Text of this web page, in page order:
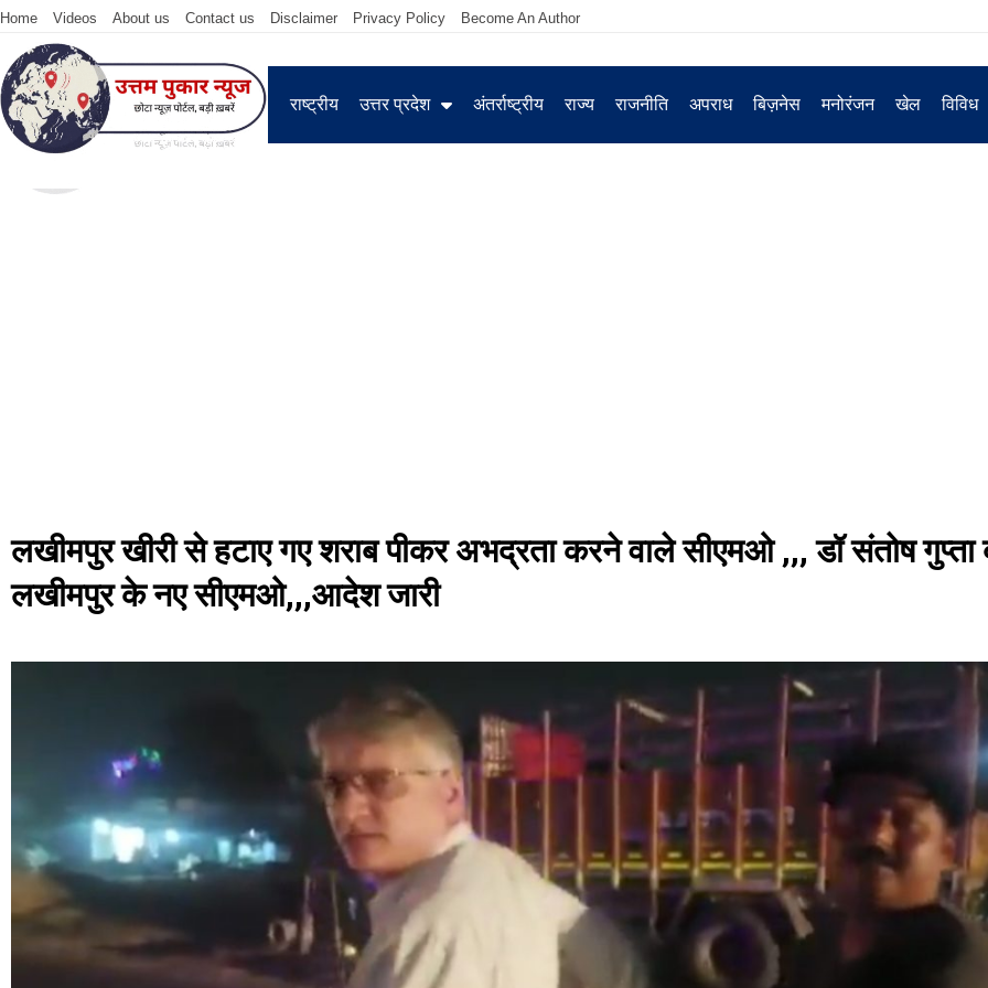
Home Videos About us Contact us Disclaimer Privacy Policy Become An Author
राष्ट्रीय उत्तर प्रदेश अंतर्राष्ट्रीय राज्य राजनीति अपराध बिज़नेस मनोरंजन खेल विविध
लखीमपुर खीरी से हटाए गए शराब पीकर अभद्रता करने वाले सीएमओ ,,, डॉ संतोष गुप्ता
लखीमपुर के नए सीएमओ,,,आदेश जारी